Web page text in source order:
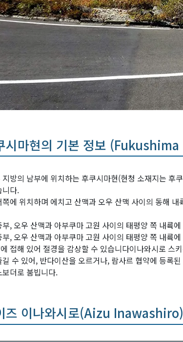
시마현의 기본 정보
지방의 남부에 위치하는 후쿠시마현(현청 소재지는 후
니다.
쪽에 위치하며 에치고 산맥과 오우 산맥 사이의 동해 내
부, 오우 산맥과 아부쿠마 고원 사이의 태평양 쪽 내륙
부, 오우 산맥과 아부쿠마 고원 사이의 태평양 쪽 내륙
접해 있어 절경을 감상할 수 있습니다이나와시로 스
길 수 있어, 반다이산을 오르거나, 람사르 협약에 등록
보더로 붐빕니다.
즈 이나와시로(Aizu